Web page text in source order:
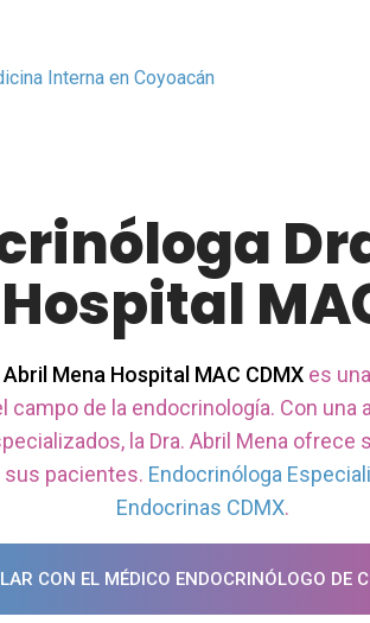
Mena Hospital MAC CDMX es
campo de la endocrinología. Con una
la Dra. Abril Mena ofrece
pacientes. Endocrinóloga
Endocrinas CDMX.
CON EL MÉDICO ENDOCRINÓLOGO DE